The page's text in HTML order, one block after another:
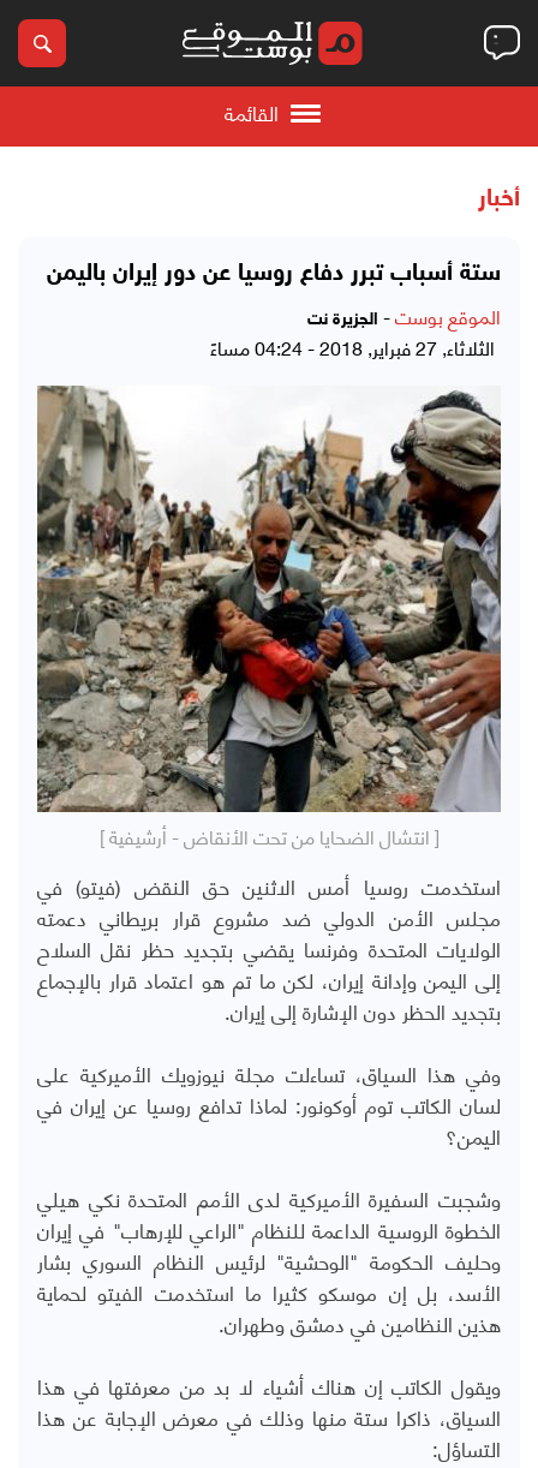
القائمة
أخبار
ستة أسباب تبرر دفاع روسيا عن دور إيران باليمن
الموقع بوست- الجزيرة نت
الثلاثاء, 27 فبراير, 2018 - 04:24 مساءً
[ انتشال الضحايا من تحت الأنقاض - أرشيفية ]
استخدمت روسيا أمس الاثنين حق النقض (فيتو) في
مجلس الأمن الدولي ضد مشروع قرار بريطاني دعمته
الولايات المتحدة وفرنسا يقضي بتجديد حظر نقل السلاح
إلى اليمن وإدانة إيران، لكن ما تم هو اعتماد قرار بالإجماع
بتجديد الحظر دون الإشارة إلى إيران.
وفي هذا السياق، تساءلت مجلة نيوزويك الأميركية على
لسان الكاتب توم أوكونور: لماذا تدافع روسيا عن إيران في
اليمن؟
وشجبت السفيرة الأميركية لدى الأمم المتحدة نكي هيلي
الخطوة الروسية الداعمة للنظام "الراعي للإرهاب" في إيران
وحليف الحكومة "الوحشية" لرئيس النظام السوري بشار
الأسد، بل إن موسكو كثيرا ما استخدمت الفيتو لحماية
هذين النظامين في دمشق وطهران.
ويقول الكاتب إن هناك أشياء لا بد من معرفتها في هذا
السياق، ذاكرا ستة منها وذلك في معرض الإجابة عن هذا
التساؤل: